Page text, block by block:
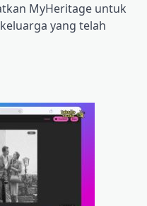
MyHeritage untuk
yang telah